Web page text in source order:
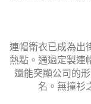
連帽衛衣已成為出
熱點。通過定製連
還能突顯公司的
名。無撞衫